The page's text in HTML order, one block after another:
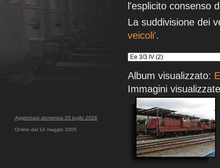
Aggiornato domenica 05 luglio 2026
Online dal 14 maggio 2005
l'esplicito consenso
La suddivisione dei
veicoli'.
Album visualizzato:
Immagini